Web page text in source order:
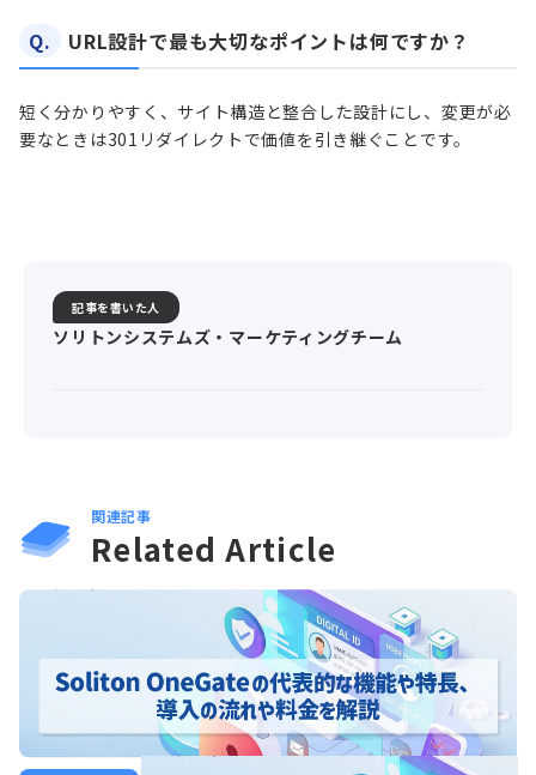
Q. URL設計で最も大切なポイントは何ですか？
短く分かりやすく、サイト構造と整合した設計にし、変更が必
要なときは301リダイレクトで価値を引き継ぐことです。
記事を書いた人
ソリトンシステムズ・マーケティングチーム
関連記事
Related Article